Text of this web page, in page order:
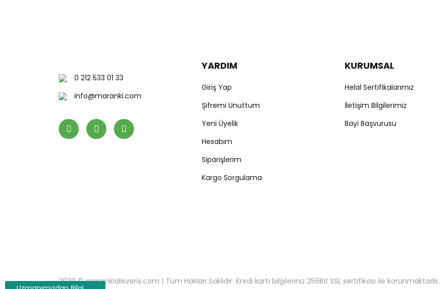
0 212 533 01 33
info@maranki.com
YARDIM
Giriş Yap
Şifremi Unuttum
Yeni Üyelik
Hesabım
Siparişlerim
Kargo Sorgulama
KURUMSAL
Helal Sertifikalarımız
İletişim Bilgilerimiz
Bayi Başvurusu
2020 © marankialisveris.com | Tüm Hakları Saklıdır. Kredi kartı bilgileriniz 256Bit SSL sertifikası ile korunmaktadır.